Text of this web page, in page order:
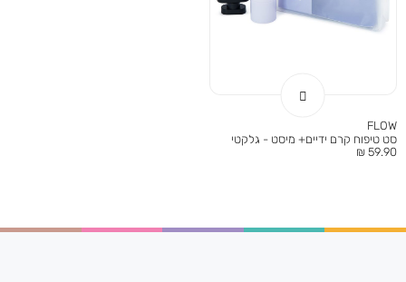
FLOW
סט טיפוח קרם ידיים+ מיסט - גלקטי
מחיר
59.90 ₪